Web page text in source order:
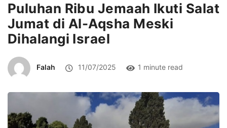
Puluhan Ribu Jemaah Ikuti Salat
Jumat di Al-Aqsha Meski
Dihalangi Israel
Falah 11/07/2025 1 minute read